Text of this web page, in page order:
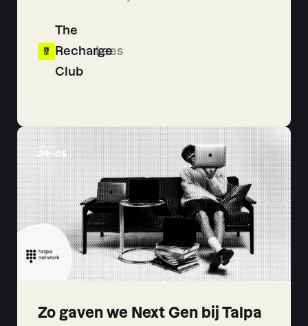
The
Recharge
Club
Lees
Zo gaven we Next Gen bij Talpa
04-06